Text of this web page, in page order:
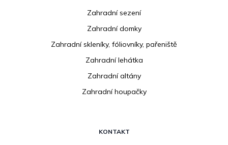
Zahradní sezení
Zahradní domky
Zahradní skleníky, fóliovníky, pařeniště
Zahradní lehátka
Zahradní altány
Zahradní houpačky
KONTAKT